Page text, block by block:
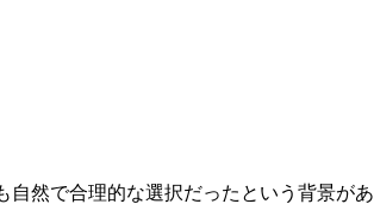
然で合理的な選択だったという背景があ